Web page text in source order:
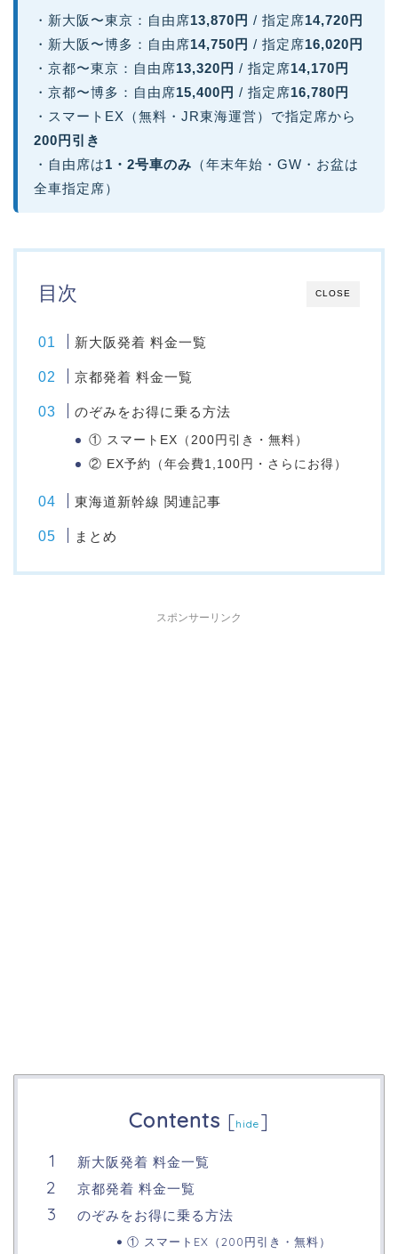
・新大阪〜東京：自由席13,870円 / 指定席14,720円
・新大阪〜博多：自由席14,750円 / 指定席16,020円
・京都〜東京：自由席13,320円 / 指定席14,170円
・京都〜博多：自由席15,400円 / 指定席16,780円
・スマートEX（無料・JR東海運営）で指定席から
200円引き
・自由席は1・2号車のみ （年末年始・GW・お盆は
全車指定席）
CLOSE
目次
新大阪発着 料金一覧
京都発着 料金一覧
のぞみをお得に乗る方法
① スマートEX（200円引き・無料）
② EX予約（年会費1,100円・さらにお得）
東海道新幹線 関連記事
まとめ
スポンサーリンク
Contents [hide ]
新大阪発着 料金一覧
京都発着 料金一覧
のぞみをお得に乗る方法
① スマートEX（200円引き・無料）